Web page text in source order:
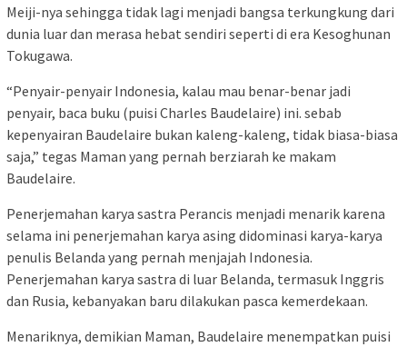
Meiji-nya sehingga tidak lagi menjadi bangsa terkungkung dari
dunia luar dan merasa hebat sendiri seperti di era Kesoghunan
Tokugawa.
“Penyair-penyair Indonesia, kalau mau benar-benar jadi
penyair, baca buku (puisi Charles Baudelaire) ini. sebab
kepenyairan Baudelaire bukan kaleng-kaleng, tidak biasa-biasa
saja,” tegas Maman yang pernah berziarah ke makam
Baudelaire.
Penerjemahan karya sastra Perancis menjadi menarik karena
selama ini penerjemahan karya asing didominasi karya-karya
penulis Belanda yang pernah menjajah Indonesia.
Penerjemahan karya sastra di luar Belanda, termasuk Inggris
dan Rusia, kebanyakan baru dilakukan pasca kemerdekaan.
Menariknya, demikian Maman, Baudelaire menempatkan puisi